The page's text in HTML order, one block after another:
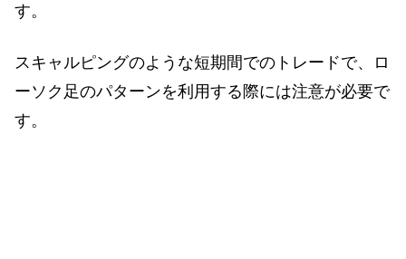
す。
スキャルピングのような短期間でのトレードで、ロ
ーソク足のパターンを利用する際には注意が必要で
す。